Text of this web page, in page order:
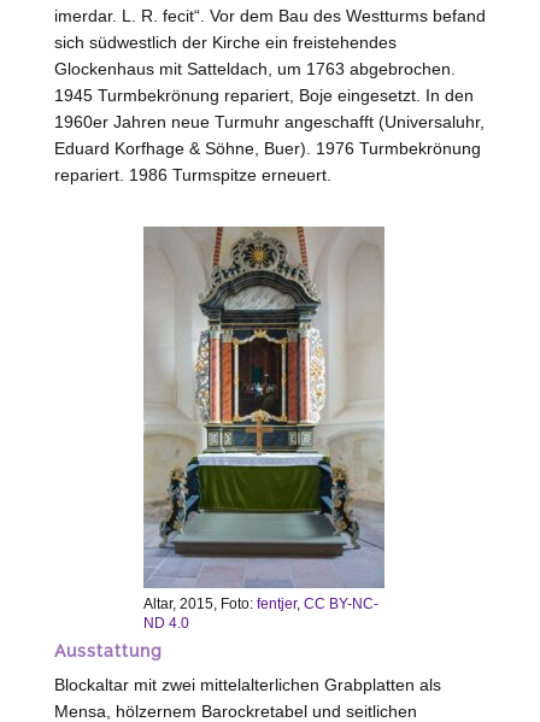
imerdar. L. R. fecit“. Vor dem Bau des Westturms befand
sich südwestlich der Kirche ein freistehendes
Glockenhaus mit Satteldach, um 1763 abgebrochen.
1945 Turmbekrönung repariert, Boje eingesetzt. In den
1960er Jahren neue Turmuhr angeschafft (Universaluhr,
Eduard Korfhage & Söhne, Buer). 1976 Turmbekrönung
repariert. 1986 Turmspitze erneuert.
Altar, 2015, Foto: fentjer, CC BY-NC-
ND 4.0
Ausstattung
Blockaltar mit zwei mittelalterlichen Grabplatten als
Mensa, hölzernem Barockretabel und seitlichen